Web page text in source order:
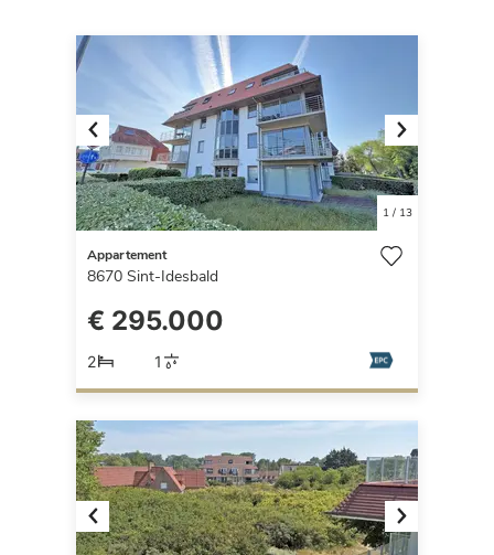
Previous Next
1/ 13
Appartement
8670 Sint-Idesbald
€ 295.000
2 1
Previous Next